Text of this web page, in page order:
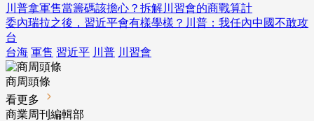
川普拿軍售當籌碼該擔心？拆解川習會的商戰算計
委內瑞拉之後，習近平會有樣學樣？川普：我任內中國不敢攻
台
台海 軍售 習近平 川普 川習會
商周頭條
看更多
商業周刊編輯部